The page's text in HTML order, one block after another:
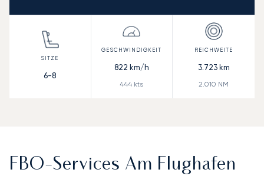
6-8
822 km/h
444 kts
3.723km
2.010 NM
FBO-Services Am Flughafen